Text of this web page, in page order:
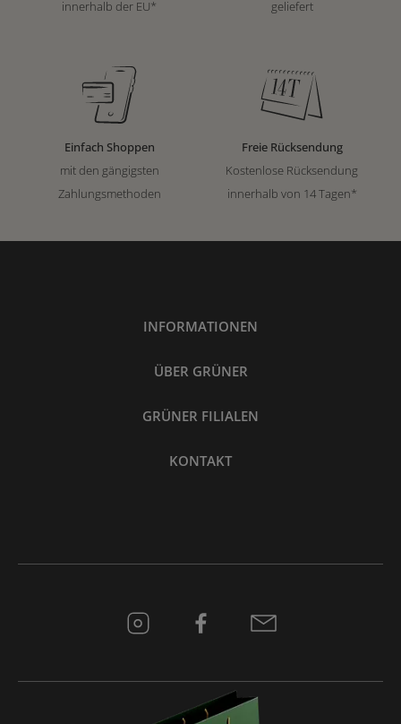
innerhalb der EU*
geliefert
Einfach Shoppen
mit den gängigsten
Zahlungsmethoden
Freie Rücksendung
Kostenlose Rücksendung
innerhalb von 14 Tagen*
INFORMATIONEN
ÜBER GRÜNER
GRÜNER FILIALEN
KONTAKT